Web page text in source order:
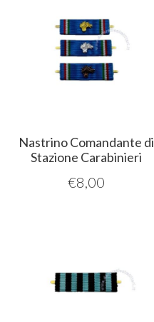
Nastrino Comandante di
Stazione Carabinieri
€8,00